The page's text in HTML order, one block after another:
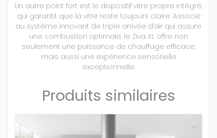
Un autre point fort est le dispositif vitre propre intégré,
qui garantit que la vitre reste toujours claire. Associé
au système innovant de triple arrivée d’air qui assure
une combustion optimale, le Ziva XL offre non
seulement une puissance de chauffage efficace,
mais aussi une expérience sensorielle
exceptionnelle.
Produits similaires